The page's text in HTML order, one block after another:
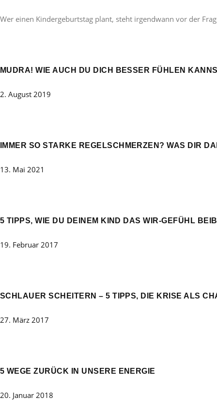
Wer einen Kindergeburtstag plant, steht irgendwann vor der
MUDRA! WIE AUCH DU DICH BESSER FÜHLEN
2. August 2019
IMMER SO STARKE REGELSCHMERZEN? WAS DIR
13. Mai 2021
5 TIPPS, WIE DU DEINEM KIND DAS WIR-GEFÜHL
19. Februar 2017
SCHLAUER SCHEITERN – 5 TIPPS, DIE KRISE ALS
27. März 2017
5 WEGE ZURÜCK IN UNSERE ENERGIE
20. Januar 2018